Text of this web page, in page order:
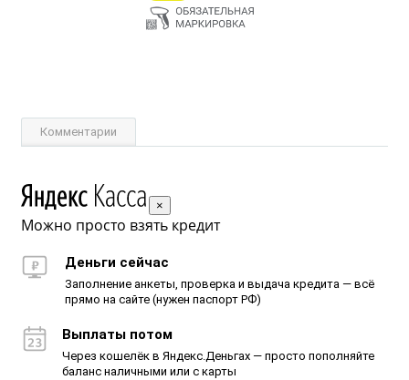
Комментарии
×
Можно просто взять кредит
Деньги сейчас
Заполнение анкеты, проверка и выдача кредита — всё
прямо на сайте (нужен паспорт РФ)
Выплаты потом
Через кошелёк в Яндекс.Деньгах — просто пополняйте
баланс наличными или с карты